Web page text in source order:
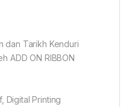
dan Tarikh Kenduri
ADD ON RIBBON
Digital Printing